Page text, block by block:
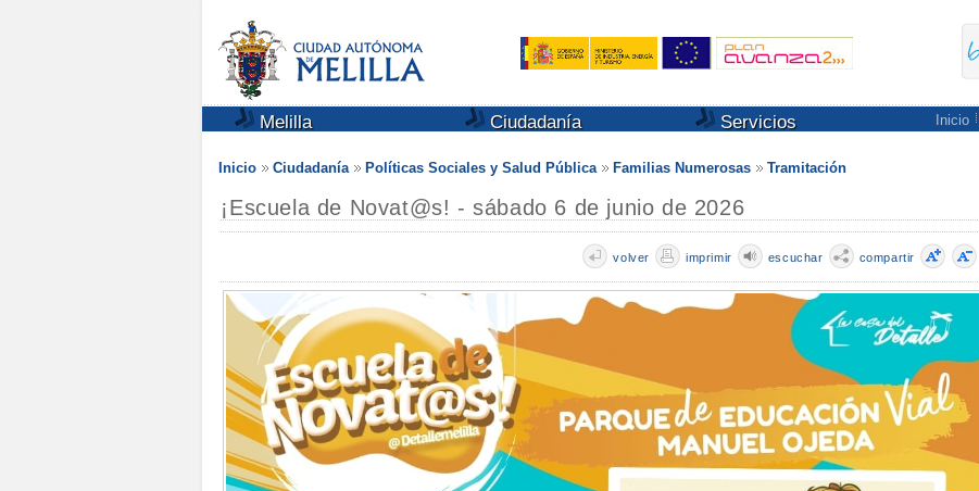
Melilla Ciudadanía Servicios Inicio
Inicio Ciudadanía Políticas Sociales y Salud Pública Familias Numerosas Tramitación
¡Escuela de Novat@s! - sábado 6 de junio de 2026
compartir
escuchar
imprimir
volver